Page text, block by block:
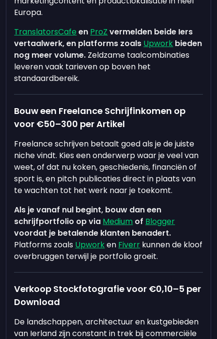
Europa.
TranslatorsCafe en ProZ vermelden beide Iers
vertaalwerk, en platforms zoals Upwork bieden
nog meer volume. Zeldzame taalcombinaties
leveren vaak tarieven op boven het
standaardbereik.
Bouw een Freelance Schrijfinkomen op
voor €50–300 per Artikel
Freelance schrijven betaalt goed als je de juiste
niche vindt. Kies een onderwerp waar je veel van
weet, of dat nu koken, geschiedenis, financiën of
sport is, en pitch publicaties direct in plaats van
te wachten tot het werk naar je toekomt.
Als je vanaf nul begint, bouw dan een
schrijfportfolio op via Medium of Blogger
voordat je betalende klanten benadert.
Platforms zoals Upworken Fiverr kunnen de kloof
overbruggen terwijl je portfolio groeit.
Verkoop Stockfotografie voor €0,10–5 per
Download
De landschappen, architectuur en kustgebieden
van Ierland zijn constant in trek bij commerciële